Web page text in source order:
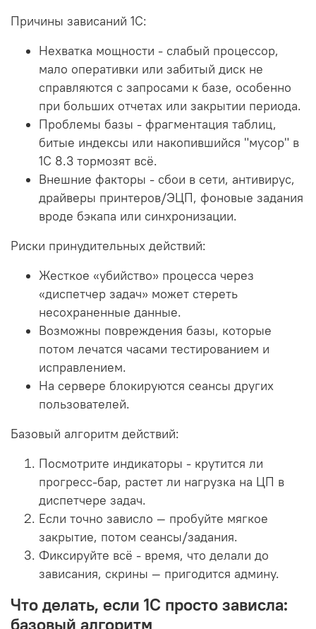
Причины зависаний 1С:
Нехватка мощности - слабый процессор,
мало оперативки или забитый диск не
справляются с запросами к базе, особенно
при больших отчетах или закрытии периода.
Проблемы базы - фрагментация таблиц,
битые индексы или накопившийся "мусор" в
1С 8.3 тормозят всё.
Внешние факторы - сбои в сети, антивирус,
драйверы принтеров/ЭЦП, фоновые задания
вроде бэкапа или синхронизации.
Риски принудительных действий:
Жесткое «убийство» процесса через
«диспетчер задач» может стереть
несохраненные данные.
Возможны повреждения базы, которые
потом лечатся часами тестированием и
исправлением.
На сервере блокируются сеансы других
пользователей.
Базовый алгоритм действий:
Посмотрите индикаторы - крутится ли
прогресс-бар, растет ли нагрузка на ЦП в
диспетчере задач.
Если точно зависло — пробуйте мягкое
закрытие, потом сеансы/задания.
Фиксируйте всё - время, что делали до
зависания, скрины — пригодится админу.
Что делать, если 1С просто зависла:
базовый алгоритм